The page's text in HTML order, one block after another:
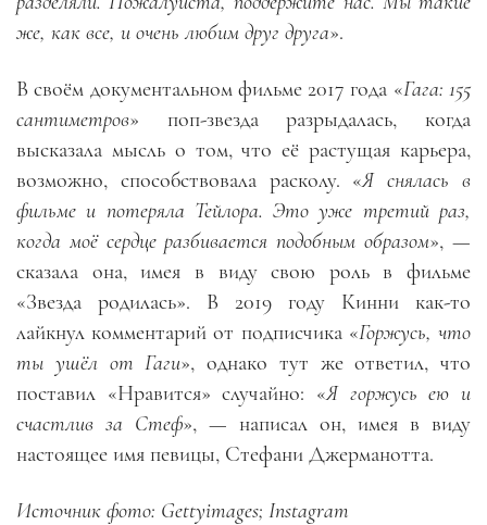
же, как все, и очень любим друг друга».
В своём документальном фильме 2017 года «Гага: 155
сантиметров» поп-звезда разрыдалась, когда
высказала мысль о том, что её растущая карьера,
возможно, способствовала расколу. «Я снялась в
фильме и потеряла Тейлора. Это уже третий раз,
когда моё сердце разбивается подобным образом», —
сказала она, имея в виду свою роль в фильме
«Звезда родилась». В 2019 году Кинни как-то
лайкнул комментарий от подписчика «Горжусь, что
ты ушёл от Гаги», однако тут же ответил, что
поставил «Нравится» случайно: «Я горжусь ею и
счастлив за Стеф», — написал он, имея в виду
настоящее имя певицы, Стефани Джерманотта.
Источник фото: Gettyimages; Instagram